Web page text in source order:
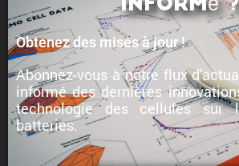
informé ?
Obtenez des mises à jour !
Abonnez-vous à notre flux
informé desdernières
technologie des cellulessur
batteries.